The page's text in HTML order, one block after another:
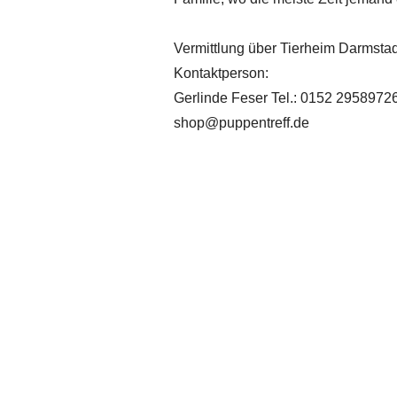
Vermittlung über Tierheim
Kontaktperson:
Gerlinde Feser Tel.: 0152
shop@puppentreff.de